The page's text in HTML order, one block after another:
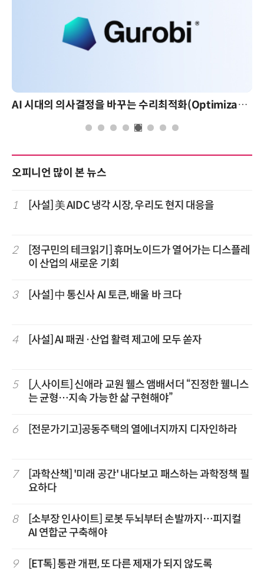
AI 시대의 의사결정을 바꾸는 수리최적화(Optimization): 실제 산업 적용 사례와 활용 전략
오피니언 많이 본 뉴스
1 [사설] 美 AIDC 냉각 시장, 우리도 현지 대응을
2
[정구민의 테크읽기] 휴머노이드가 열어가는 디스플레
이 산업의 새로운 기회
3 [사설] 中 통신사 AI 토큰, 배울 바 크다
4 [사설] AI 패권·산업 활력 제고에 모두 쏟자
5
[人사이트] 신애라 교원 웰스 앰배서더 “진정한 웰니스
는 균형…지속 가능한 삶 구현해야”
6 [전문가기고]공동주택의 열에너지까지 디자인하라
7
[과학산책] '미래 공간' 내다보고 패스하는 과학정책 필
요하다
8
[소부장 인사이트] 로봇 두뇌부터 손발까지…피지컬
AI 연합군 구축해야
9 [ET톡] 통관 개편, 또 다른 제재가 되지 않도록